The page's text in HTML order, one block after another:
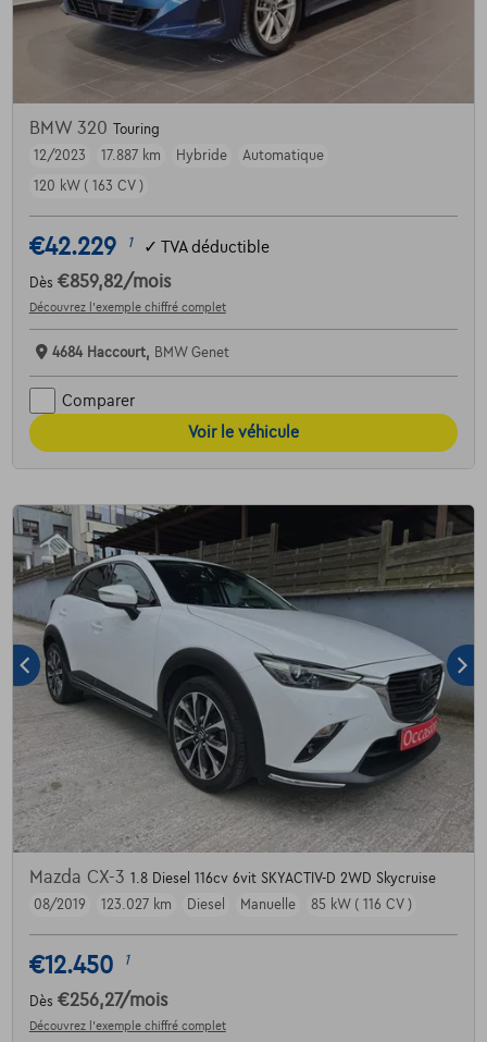
BMW 320
Touring
12/2023
17.887 km Hybride
Automatique
120 kW ( 163 CV )
€42.229 1 ✓ TVA déductible
Dès €859,82/mois
Découvrez l’exemple chiffré complet
4684 Haccourt, BMW Genet
Comparer
Voir le véhicule
Mazda CX-3 1.8 Diesel 116cv 6vit SKYACTIV-D 2WD Skycruise
08/2019
123.027 km Diesel Manuelle 85 kW ( 116 CV )
€12.450 1
Dès €256,27/mois
Découvrez l’exemple chiffré complet